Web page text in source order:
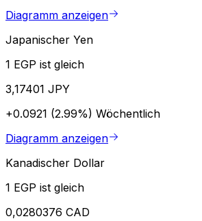
Diagramm anzeigen
Japanischer Yen
1 EGP ist gleich
3,17401 JPY
+0.0921 (2.99%) Wöchentlich
Diagramm anzeigen
Kanadischer Dollar
1 EGP ist gleich
0,0280376 CAD